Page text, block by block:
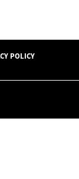
POLICY